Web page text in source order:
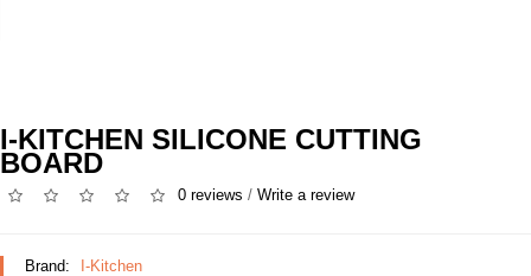
I-KITCHEN SILICONE CUTTING
BOARD
0 reviews / Write a review
Brand:
I-Kitchen